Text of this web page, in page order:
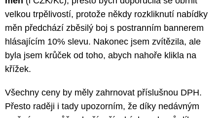
velkou trpělivostí, protože někdy rozkliknutí nabídky
měn předchází zběsilý boj s postranním bannerem
hlásajícím 10% slevu. Nakonec jsem zvítězila, ale
byla jsem krůček od toho, abych nahoře klikla na
křížek.
Všechny ceny by měly zahrnovat příslušnou DPH.
Přesto raději i tady upozorním, že díky nedávným